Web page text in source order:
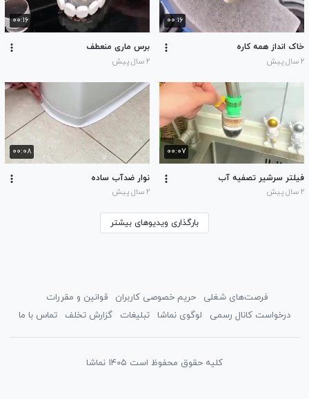
۰۰:۱۶
خاک انداز همه کاره
۲ سال پیش
۰۰:۱۶
برس ماری منعطف
۲ سال پیش
۰۰:۰۷
فیلتر سرشیر تصفیه آب
۲ سال پیش
۰۰:۰۸
نوار ضدآب ساده
۲ سال پیش
بارگذاری ویدیوهای بیشتر
کلیه حقوق محفوظ است ۱۴۰۵ نماشا
فرصت‌های شغلی حریم خصوصی کاربران
قوانین و مقررات
درخواست کانال رسمی
لوگوی نماشا تبلیغات گزارش تخلف تماس با ما